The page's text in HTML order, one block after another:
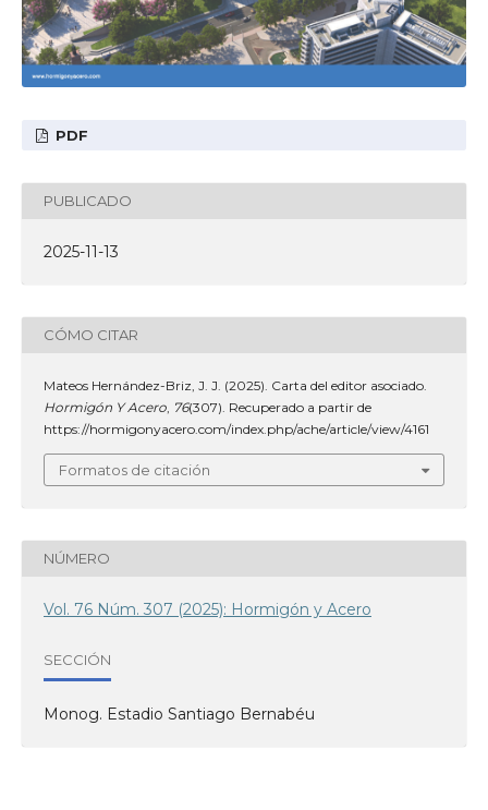
PDF
PUBLICADO
2025-11-13
CÓMO CITAR
Mateos Hernández-Briz, J. J. (2025). Carta del editor asociado.
Hormigón Y Acero 76(307). Recuperado a partir de
https://hormigonyacero.com/index.php/ache/article/view/4161
Formatos de citación
NÚMERO
Vol. 76 Núm. 307 (2025): Hormigón y Acero
SECCIÓN
Monog. Estadio Santiago Bernabéu